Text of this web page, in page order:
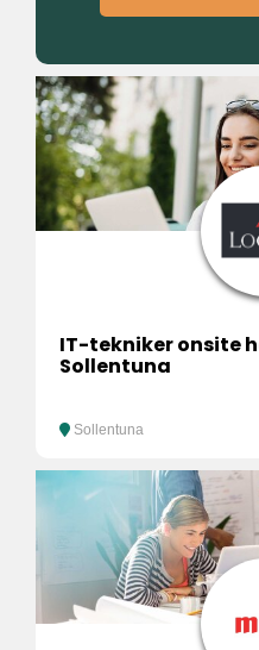
IT-tekniker onsite
Sollentuna
Sollentuna